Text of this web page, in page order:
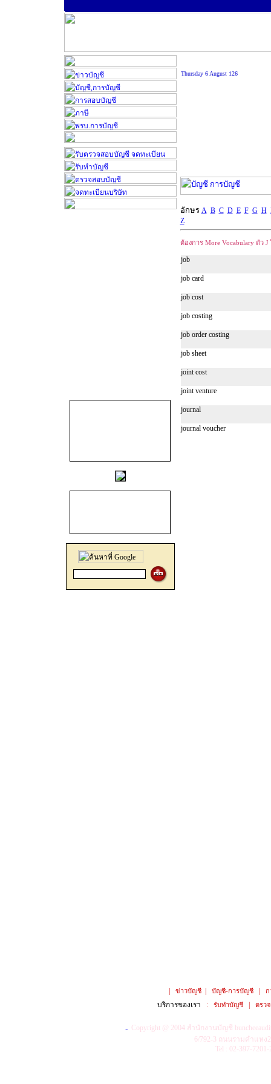
Thursday 6 August 126
อักษร A B C D E F G H
Z
ต้องการ More Vocabulary ตัว J
job
job card
job cost
job costing
job order costing
job sheet
joint cost
joint venture
journal
journal voucher
ข่าวบัญชี บัญชี-การบัญชี ก
บริการของเรา : รับทำบัญชี ตรว
Copyright @ 2004 สำนักงานบัญชี
6/792-3 ถนนรามคำแหง
Tel : 02-397-